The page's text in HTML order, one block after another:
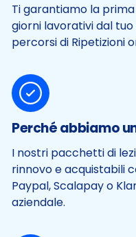
Ti garantiamo la
giorni lavorativi dal
percorsi di Ripetizioni
Perché abbiamo
I nostri pacchetti di
rinnovo e acquistabili
Paypal, Scalapay o
aziendale.